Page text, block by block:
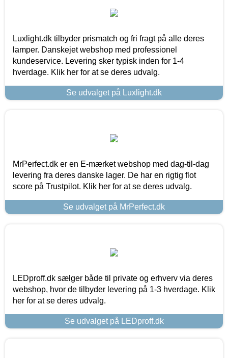
Luxlight.dk tilbyder prismatch og fri fragt på alle deres
lamper. Danskejet webshop med professionel
kundeservice. Levering sker typisk inden for 1-4
hverdage. Klik her for at se deres udvalg.
Se udvalget på Luxlight.dk
MrPerfect.dk er en E-mærket webshop med dag-til-dag
levering fra deres danske lager. De har en rigtig flot
score på Trustpilot. Klik her for at se deres udvalg.
Se udvalget på MrPerfect.dk
LEDproff.dk sælger både til private og erhverv via deres
webshop, hvor de tilbyder levering på 1-3 hverdage. Klik
her for at se deres udvalg.
Se udvalget på LEDproff.dk